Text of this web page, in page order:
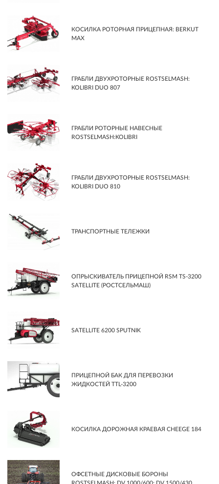
КОСИЛКА РОТОРНАЯ ПРИЦЕПНАЯ: BERKUT
MAX
ГРАБЛИ ДВУХРОТОРНЫЕ ROSTSELMASH:
KOLIBRI DUO 807
ГРАБЛИ РОТОРНЫЕ НАВЕСНЫЕ
ROSTSELMASH:KOLIBRI
ГРАБЛИ ДВУХРОТОРНЫЕ ROSTSELMASH:
KOLIBRI DUO 810
ТРАНСПОРТНЫЕ ТЕЛЕЖКИ
ОПРЫСКИВАТЕЛЬ ПРИЦЕПНОЙ RSM TS-3200
SATELLITE (РОСТСЕЛЬМАШ)
SATELLITE 6200 SPUTNIK
ПРИЦЕПНОЙ БАК ДЛЯ ПЕРЕВОЗКИ
ЖИДКОСТЕЙ TTL-3200
КОСИЛКА ДОРОЖНАЯ КРАЕВАЯ CHEEGE 184
ОФСЕТНЫЕ ДИСКОВЫЕ БОРОНЫ